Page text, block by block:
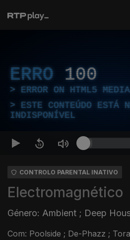
ERRO 100
ERROR ON HTML5
ESTE CONTEÚDO ESTÁ
INDISPONÍVEL
CONTROLO PARENTAL INATIVO
Electromagnético
Género: Ambient ; Deep
Com: Poolside ; De-Phazz ;